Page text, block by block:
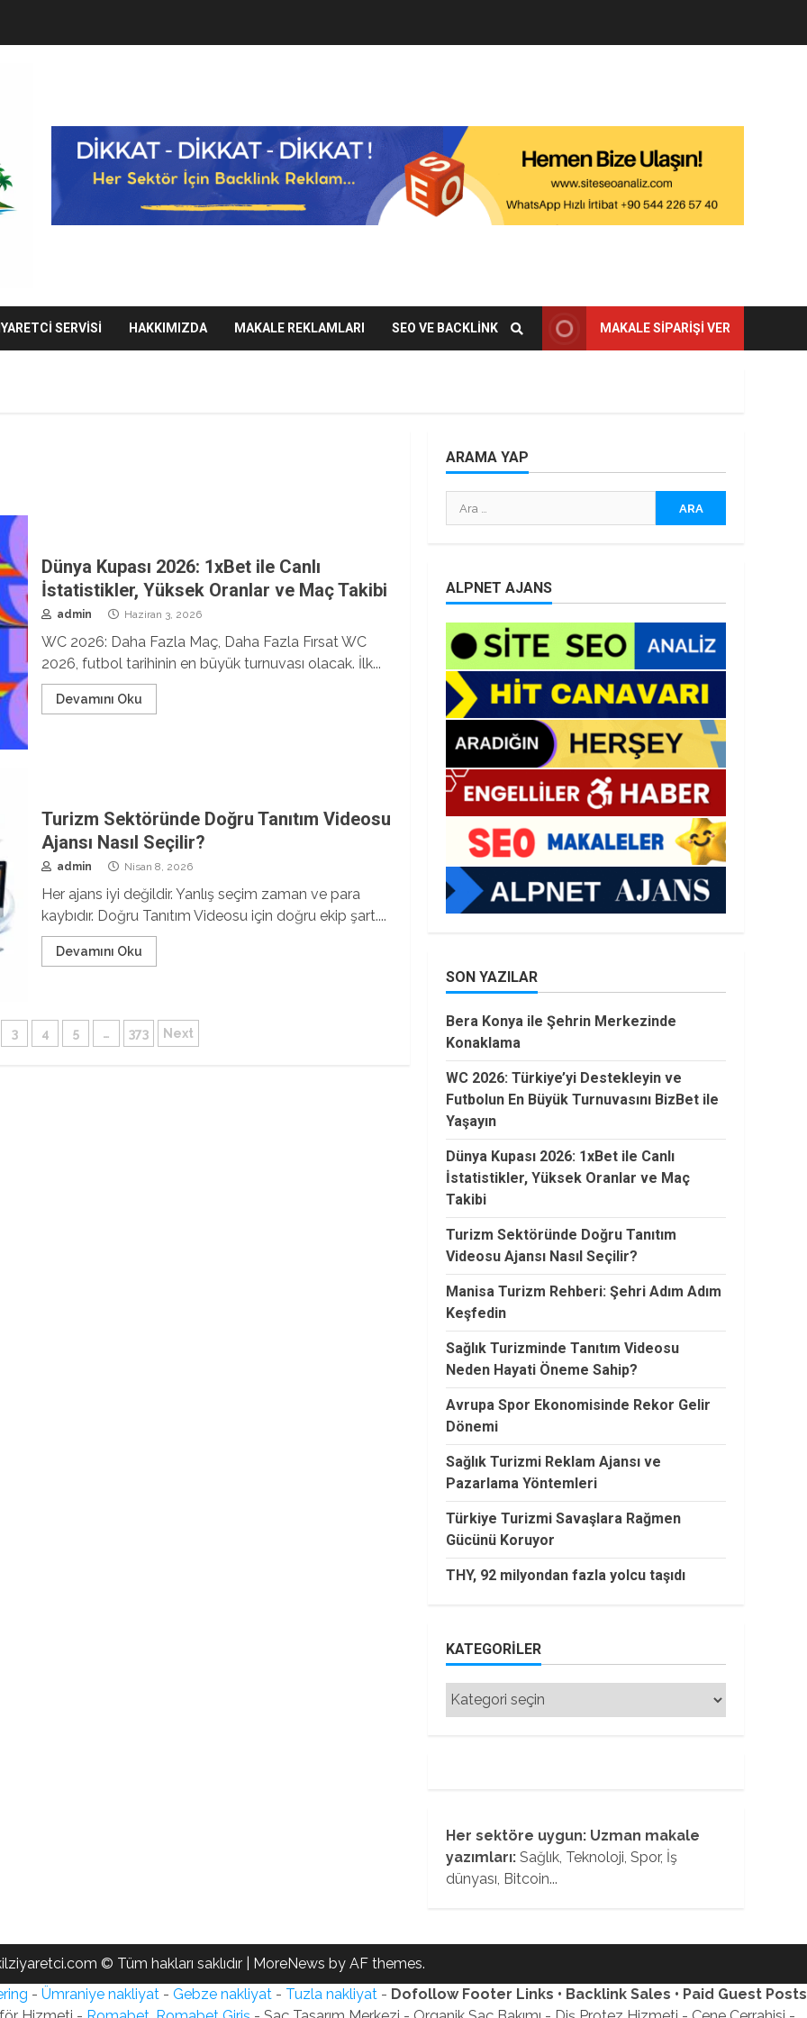
SERVISI HAKKIMIZDA MAKALE REKLAMLARI SEO VE BACKLINK MAKALE SIPARIŞI VER
Dünya Kupası 2026: 1xBet ile Canlı
İstatistikler, Yüksek Oranlar ve Maç Takibi
admin Haziran 3, 2026
WC 2026: Daha Fazla Maç, Daha Fazla Fırsat WC
2026, futbol tarihinin en büyük turnuvası olacak. İlk...
Devamını Oku
Turizm Sektöründe Doğru Tanıtım Videosu
Ajansı Nasıl Seçilir?
admin Nisan 8, 2026
Her ajans iyi değildir. Yanlış seçim zaman ve para
kaybıdır. Doğru Tanıtım Videosu için doğru ekip şart....
Devamını Oku
3 4 5 … 373 Next
ARAMA YAP
Arama:
ALPNET AJANS
SON YAZILAR
Bera Konya ile Şehrin Merkezinde
Konaklama
WC 2026: Türkiye’yi Destekleyin ve
Futbolun En Büyük Turnuvasını BizBet ile
Yaşayın
Dünya Kupası 2026: 1xBet ile Canlı
İstatistikler, Yüksek Oranlar ve Maç
Takibi
Turizm Sektöründe Doğru Tanıtım
Videosu Ajansı Nasıl Seçilir?
Manisa Turizm Rehberi: Şehri Adım Adım
Keşfedin
Sağlık Turizminde Tanıtım Videosu
Neden Hayati Öneme Sahip?
Avrupa Spor Ekonomisinde Rekor Gelir
Dönemi
Sağlık Turizmi Reklam Ajansı ve
Pazarlama Yöntemleri
Türkiye Turizmi Savaşlara Rağmen
Gücünü Koruyor
THY, 92 milyondan fazla yolcu taşıdı
KATEGORILER
Kategoriler
Her sektöre uygun: Uzman makale
yazımları:Sağlık, Teknoloji, Spor, İş
dünyası, Bitcoin...
© Tüm hakları saklıdır MoreNews by AF themes.
- Ümraniye nakliyat - Gebze nakliyat - Tuzla nakliyat - Dofollow Footer Links • Backlink Sales • Paid Guest Posts